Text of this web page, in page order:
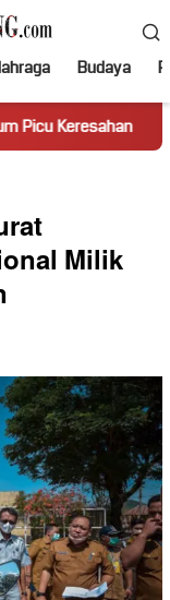
Budaya
Truk Miring
Milik